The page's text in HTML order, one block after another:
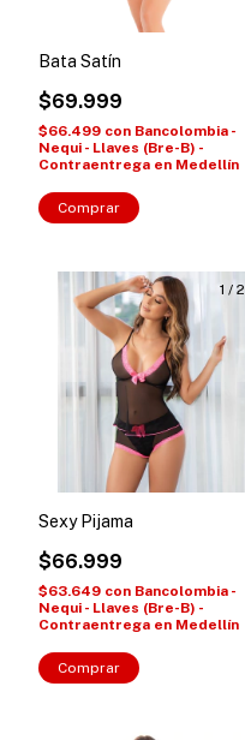
Bata Satín
$69.999
$66.499 con Bancolombia -
Nequi - Llaves (Bre-B) -
Contraentrega en Medellín
Comprar
1 / 2
Sexy Pijama
$66.999
$63.649 con Bancolombia -
Nequi - Llaves (Bre-B) -
Contraentrega en Medellín
Comprar